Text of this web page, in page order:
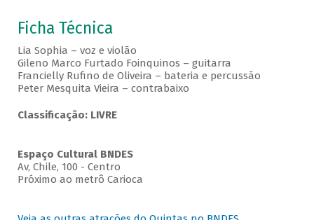
Ficha Técnica
Lia Sophia – voz e violão
Gileno Marco Furtado Foinquinos – guitarra
Francielly Rufino de Oliveira – bateria e percussão
Peter Mesquita Vieira – contrabaixo
Classificação: LIVRE
Espaço Cultural BNDES
Av, Chile, 100 - Centro
Próximo ao metrô Carioca